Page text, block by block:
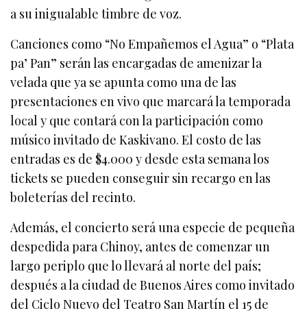
a su inigualable timbre de voz.
Canciones como “No Empañemos el Agua” o “Plata
pa’ Pan” serán las encargadas de amenizar la
velada que ya se apunta como una de las
presentaciones en vivo que marcará la temporada
local y que contará con la participación como
músico invitado de Kaskivano. El costo de las
entradas es de $4.000 y desde esta semana los
tickets se pueden conseguir sin recargo en las
boleterías del recinto.
Además, el concierto será una especie de pequeña
despedida para Chinoy, antes de comenzar un
largo periplo que lo llevará al norte del país;
después a la ciudad de Buenos Aires como invitado
del Ciclo Nuevo del Teatro San Martín el 15 de